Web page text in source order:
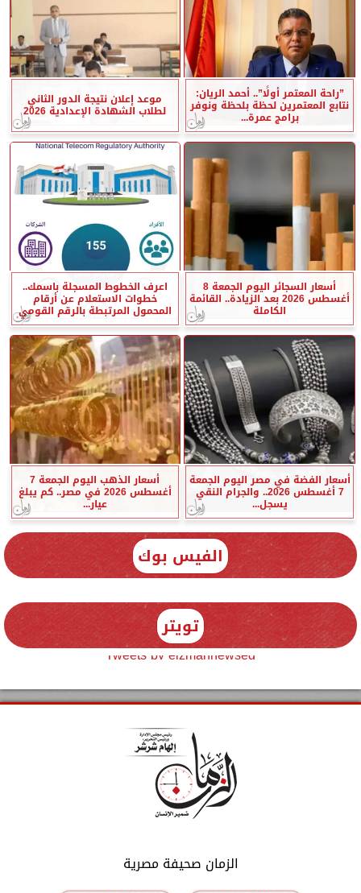
”راحة المعتمر أولًا”.. أحمد الريان:
نتابع المعتمرين لحظة بلحظة ونوفر
برامج عمرة...
موعد إعلان نتيجة الدور الثاني
لطلاب الشهادة الإعدادية 2026
أسعار السجائر اليوم الجمعة 8
أغسطس 2026 بعد الزيادة.. القائمة
الكاملة
اعرف الخطوط المسجلة باسمك..
خطوات الاستعلام عن أرقام
المحمول المرتبطة بالرقم القومي
أسعار الفضة في مصر اليوم الجمعة
7 أغسطس 2026.. والجرام النقي
يسجل...
أسعار الذهب اليوم الجمعة 7
أغسطس 2026 في مصر.. كم يبلغ
عيار...
الفيس بوك
تويتر
Tweets by elzmannewseg
الزمان صحيفة مصرية